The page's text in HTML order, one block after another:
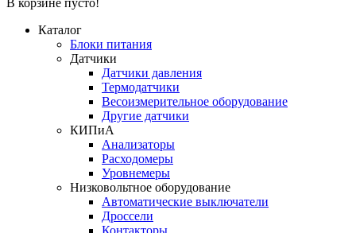
В корзине пусто!
Каталог
Блоки питания
Датчики
Датчики давления
Термодатчики
Весоизмерительное оборудование
Другие датчики
КИПиА
Анализаторы
Расходомеры
Уровнемеры
Низковольтное оборудование
Автоматические выключатели
Дроссели
Контакторы